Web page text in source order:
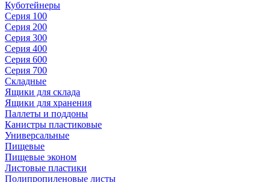
Куботейнеры
Серия 100
Серия 200
Серия 300
Серия 400
Серия 600
Серия 700
Складные
Ящики для склада
Ящики для хранения
Паллеты и поддоны
Канистры пластиковые
Универсальные
Пищевые
Пищевые эконом
Листовые пластики
Полипропиленовые листы